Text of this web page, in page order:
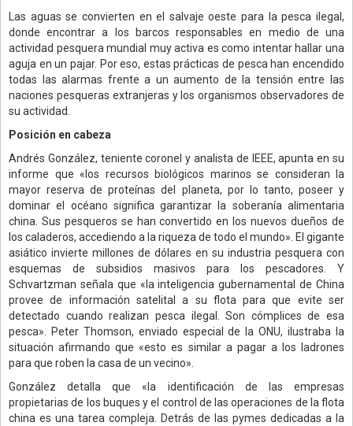
Las aguas se convierten en el salvaje oeste para la pesca ilegal,
donde encontrar a los barcos responsables en medio de una
actividad pesquera mundial muy activa es como intentar hallar una
aguja en un pajar. Por eso, estas prácticas de pesca han encendido
todas las alarmas frente a un aumento de la tensión entre las
naciones pesqueras extranjeras y los organismos observadores de
su actividad.
Posición en cabeza
Andrés González, teniente coronel y analista de IEEE, apunta en su
informe que «los recursos biológicos marinos se consideran la
mayor reserva de proteínas del planeta, por lo tanto, poseer y
dominar el océano significa garantizar la soberanía alimentaria
china. Sus pesqueros se han convertido en los nuevos dueños de
los caladeros, accediendo a la riqueza de todo el mundo». El gigante
asiático invierte millones de dólares en su industria pesquera con
esquemas de subsidios masivos para los pescadores. Y
Schvartzman señala que «la inteligencia gubernamental de China
provee de información satelital a su flota para que evite ser
detectado cuando realizan pesca ilegal. Son cómplices de esa
pesca». Peter Thomson, enviado especial de la ONU, ilustraba la
situación afirmando que «esto es similar a pagar a los ladrones
para que roben la casa de un vecino».
González detalla que «la identificación de las empresas
propietarias de los buques y el control de las operaciones de la flota
china es una tarea compleja. Detrás de las pymes dedicadas a la